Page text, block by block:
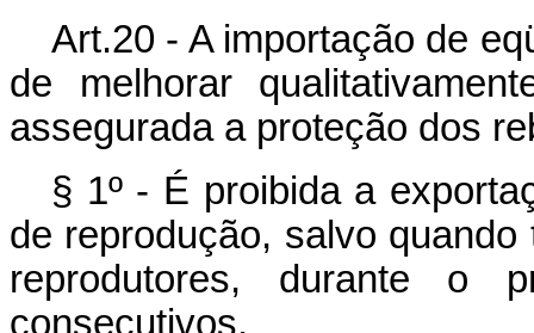
Art.20 - A importação de
de melhorar
assegurada a proteção dos
§ 1º - É proibida a
de reprodução, salvo
reprodutores, durante o
consecutivos.